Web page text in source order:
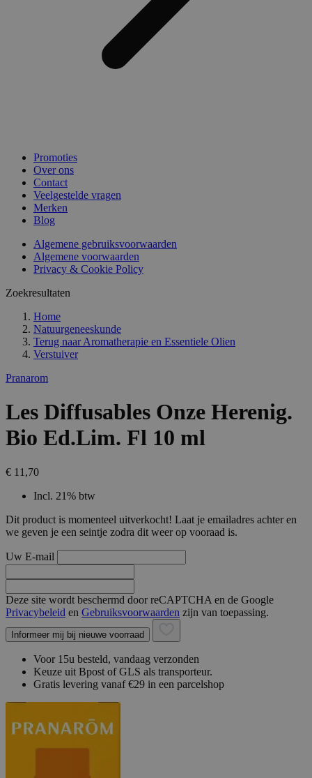
Promoties
Over ons
Contact
Veelgestelde vragen
Merken
Blog
Algemene gebruiksvoorwaarden
Algemene voorwaarden
Privacy & Cookie Policy
Zoekresultaten
Home
Natuurgeneeskunde
Terug naar Aromatherapie en Essentiele Olien
Verstuiver
Pranarom
Les Diffusables Onze Herenig.
Bio Ed.Lim. Fl 10 ml
€ 11,70
Incl. 21% btw
Dit product is momenteel uitverkocht! Laat je emailadres achter en
we geven je een seintje zodra dit weer op vooraad is.
Uw E-mail
Deze site wordt beschermd door reCAPTCHA en de Google
Privacybeleid en Gebruiksvoorwaarden zijn van toepassing.
Informeer mij bij nieuwe voorraad
Voor 15u besteld, vandaag verzonden
Keuze uit Bpost of GLS als transporteur.
Gratis levering vanaf €29 in een parcelshop